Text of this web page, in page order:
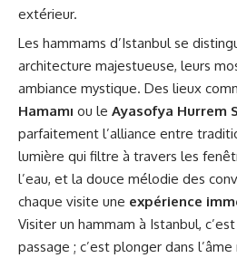
extérieur.
Les hammams d’Istanbul se
architecture majestueuse, leurs
ambiance mystique. Des lieux
Hamamı ou le Ayasofya Hurrem
parfaitement l’alliance entre
lumière qui filtre à travers les
l’eau, et la douce mélodie des
chaque visite une expérience
Visiter un hammam à Istanbul,
passage ; c’est plonger dans